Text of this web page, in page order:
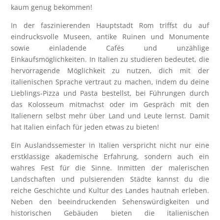
kaum genug bekommen!
In der faszinierenden Hauptstadt Rom triffst du auf
eindrucksvolle Museen, antike Ruinen und Monumente
sowie einladende Cafés und unzählige
Einkaufsmöglichkeiten. In Italien zu studieren bedeutet, die
hervorragende Möglichkeit zu nutzen, dich mit der
italienischen Sprache vertraut zu machen, indem du deine
Lieblings-Pizza und Pasta bestellst, bei Führungen durch
das Kolosseum mitmachst oder im Gespräch mit den
Italienern selbst mehr über Land und Leute lernst. Damit
hat Italien einfach für jeden etwas zu bieten!
Ein Auslandssemester in Italien verspricht nicht nur eine
erstklassige akademische Erfahrung, sondern auch ein
wahres Fest für die Sinne. Inmitten der malerischen
Landschaften und pulsierenden Städte kannst du die
reiche Geschichte und Kultur des Landes hautnah erleben.
Neben den beeindruckenden Sehenswürdigkeiten und
historischen Gebäuden bieten die italienischen